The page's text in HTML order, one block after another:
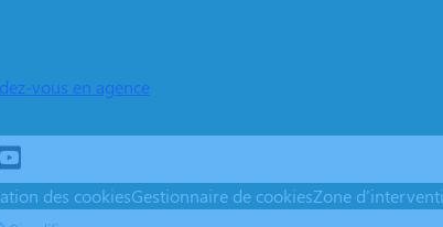
vous en agence
des cookiesGestionnaire de cookiesZone